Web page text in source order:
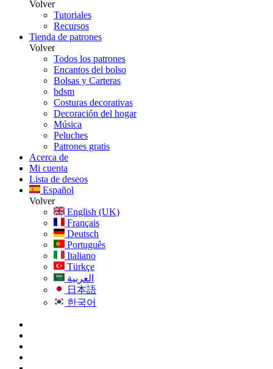
Volver
Tutoriales
Recursos
Tienda de patrones
Volver
Todos los patrones
Encantos del bolso
Bolsas y Carteras
bdsm
Costuras decorativas
Decoración del hogar
Música
Peluches
Patrones gratis
Acerca de
Mi cuenta
Lista de deseos
Español
Volver
English (UK)
Français
Deutsch
Português
Italiano
Türkçe
العربية
日本語
한국어